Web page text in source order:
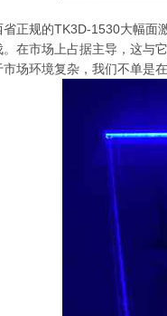
省正规的TK3D-1530大幅面
。在市场上占据主导，这与
市场环境复杂，我们不单是